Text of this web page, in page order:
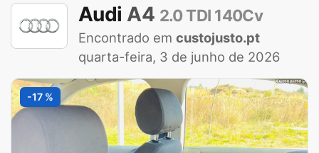
Audi A4 2.0 TDI 140Cv
Encontrado em custojusto.pt
quarta-feira, 3 de junho de 2026
-17 %